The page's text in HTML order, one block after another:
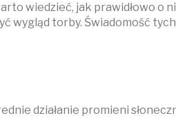
wiedzieć, jak prawidłowo o
wygląd torby. Świadomość
działanie promieni